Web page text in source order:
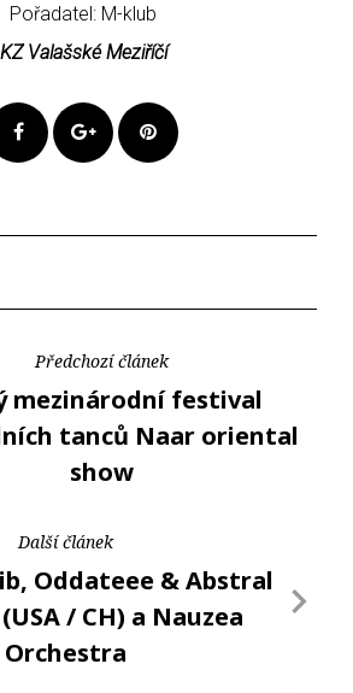
Pořadatel: M-klub
KZ Valašské Meziříčí
Předchozí článek
mezinárodní festival
tanců Naar oriental
show
Další článek
Oddateee & Abstral
/ CH) a Nauzea
Orchestra